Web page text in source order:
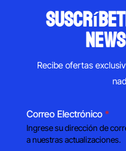
Recibe ofertas
Correo Electrónico *
Ingrese su dirección de
a nuestras actualizaciones.